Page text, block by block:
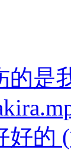
是
的